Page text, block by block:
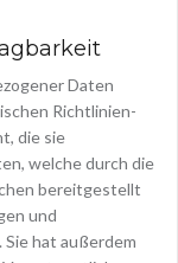
Daten
Richtlinien-
die sie
welche durch die
bereitgestellt
und
hat außerdem